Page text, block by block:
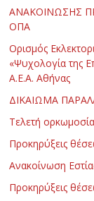
ΑΝΑΚΟΙΝΩΣΗΣ
ΟΠΑ
Ορισμός
«Ψυχολογία της
Α.Ε.Α. Αθήνας
ΔΙΚΑΙΩΜΑ
Τελετή
Προκηρύξεις
Ανακοίνωση
Προκηρύξεις